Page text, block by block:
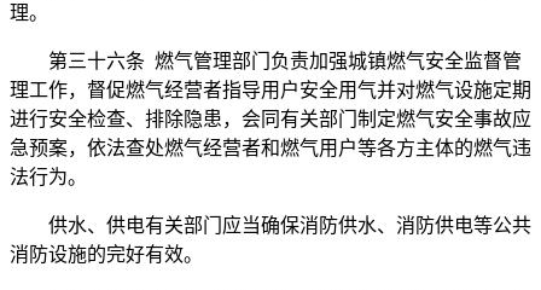
理。
第三十六条 燃气管理部门负责加强城镇燃气安全监督管
理工作，督促燃气经营者指导用户安全用气并对燃气设施定期
进行安全检查、排除隐患，会同有关部门制定燃气安全事故应
急预案，依法查处燃气经营者和燃气用户等各方主体的燃气违
法行为。
供水、供电有关部门应当确保消防供水、消防供电等公共
消防设施的完好有效。